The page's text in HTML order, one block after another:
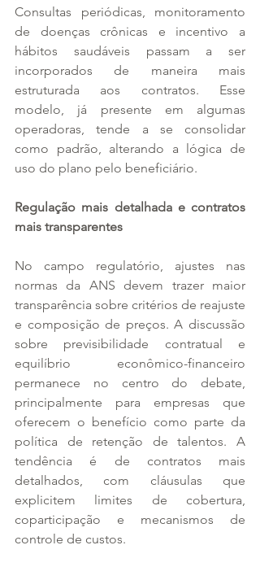
Consultas periódicas, monitoramento
de doenças crônicas e incentivo a
hábitos saudáveis passam a ser
incorporados de maneira mais
estruturada aos contratos. Esse
modelo, já presente em algumas
operadoras, tende a se consolidar
como padrão, alterando a lógica de
uso do plano pelo beneficiário.
Regulação mais detalhada e contratos
mais transparentes
No campo regulatório, ajustes nas
normas da ANS devem trazer maior
transparência sobre critérios de reajuste
e composição de preços. A discussão
sobre previsibilidade contratual e
equilíbrio econômico-financeiro
permanece no centro do debate,
principalmente para empresas que
oferecem o benefício como parte da
política de retenção de talentos. A
tendência é de contratos mais
detalhados, com cláusulas que
explicitem limites de cobertura,
coparticipação e mecanismos de
controle de custos.